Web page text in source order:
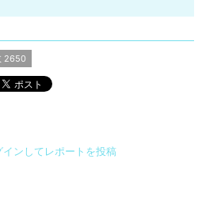
2650
インしてレポートを投稿